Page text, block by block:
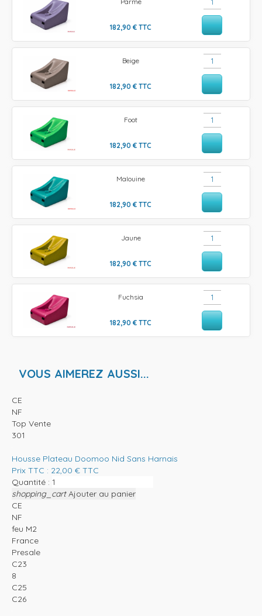
182,90€ TTC
Beige
182,90€ TTC
Foot
182,90€ TTC
Malouine
182,90€ TTC
Jaune
182,90€ TTC
Fuchsia
182,90€ TTC
VOUS AIMEREZ AUSSI...
CE
NF
Top Vente
301
Housse Plateau Doomoo Nid Sans Harnais
Prix TTC : 22,00 € TTC
Quantité :
shopping_cart Ajouter au panier
CE
NF
feu M2
France
Presale
C23
8
C25
C26